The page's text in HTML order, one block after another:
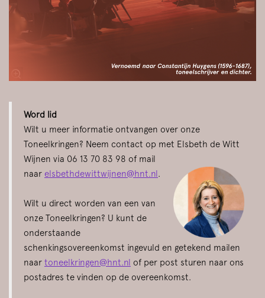
Word lid
Wilt u meer informatie ontvangen over onze
Toneelkringen? Neem contact op met Elsbeth de Witt
Wijnen via 06 13 70 83 98 of mail
naar elsbethdewittwijnen@hnt.nl.
Wilt u direct worden van een van
onze Toneelkringen? U kunt de
onderstaande
schenkingsovereenkomst ingevuld en getekend mailen
naar toneelkringen@hnt.nl of per post sturen naar ons
postadres te vinden op de overeenkomst.